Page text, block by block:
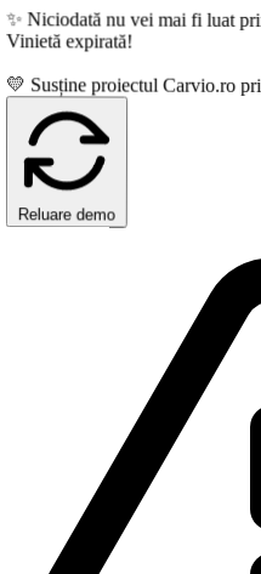
Niciodată nu vei mai fi luat prin
expirată!
Susține proiectul Carvio.ro prin
demo